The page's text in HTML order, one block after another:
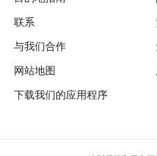
联系
与我们合作
网站地图
下载我们的应用程序